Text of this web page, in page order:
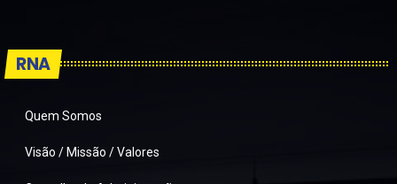
RNA
Quem Somos
Visão / Missão / Valores